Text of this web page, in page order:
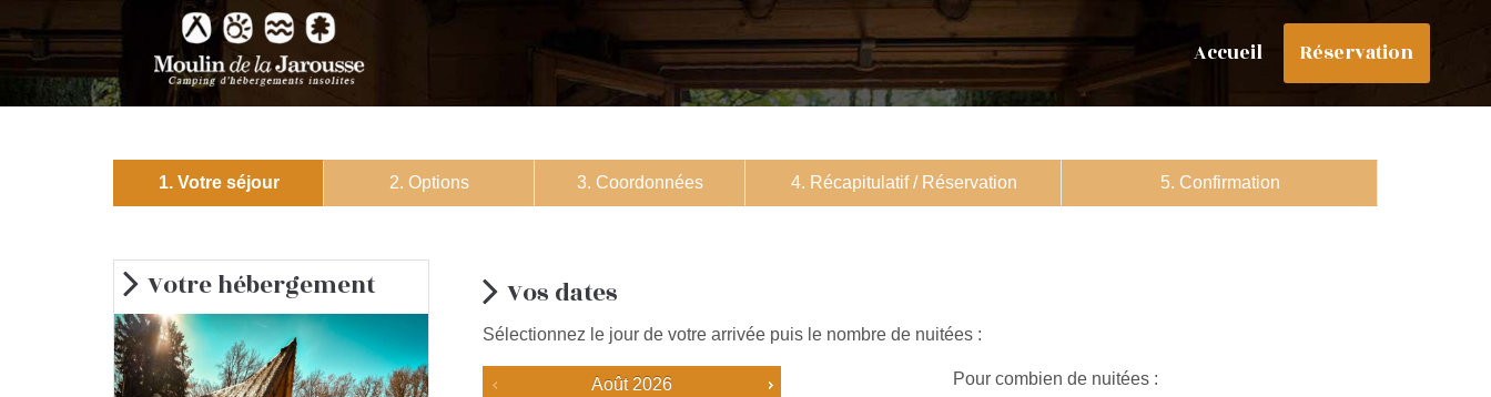
Accueil Réservation
1. Votre séjour 2. Options 3. Coordonnées 4. Récapitulatif / Réservation 5. Confirmation
Vos dates
Sélectionnez le jour de votre arrivée puis le nombre de nuitées :
Août 2026 Pour combien de nuitées :
Votre hébergement